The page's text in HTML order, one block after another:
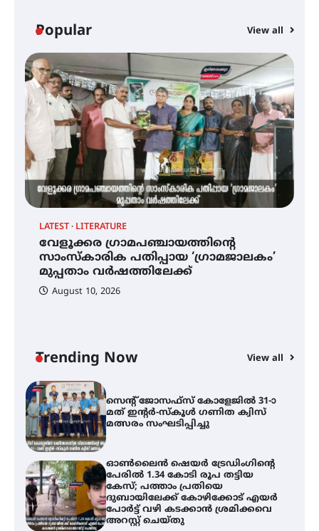
Popular View all
LATEST LITERATURE
വേളൂക്കര ഗ്രാമപഞ്ചായത്തിന്റെ
സാംസ്കാരിക പതിപ്പായ ‘ഗ്രാമജാലകം’
മുപ്പതാം വർഷത്തിലേക്ക്
August 10, 2026
Trending Now View all
പോർട്ട് വഴി കടക്കാൻ ശ്രമിക്കവെ
സാന്ത്വന പരിചരണത്തിന്
കരുത്തായി പി.ആർ. ബാലൻ
മാസ്റ്റർ മെമ്മോറിയൽ ചാരിറ്റബിൾ
സൊസൈറ്റി; 13-ാം വാർഷിക
പൊതുയോഗം നടന്നു
30 -ാമത് ലോചനം ബെംഗളൂരുവിൽ
ആളൂർ പഞ്ചായത്തിനെ
മുകുന്ദപുരം താലൂക്കിൽ
ഉൾപ്പെടുത്തി
പർവസ്ഥിതിയിലാക്കണം –
ഇരിങ്ങാലക്കുട റെയിൽവേ
വർഷത്തിലേക്ക്
സെന്റ് ജോസഫ്സ് കോളേജിൽ 31-ാ
മത് ഇന്റർ-സ്കൂൾ ഗണിത ക്വിസ്
മത്സരം സംഘടിപ്പിച്ചു
ഓൺലൈൻ ഷെയർ ട്രേഡിംഗിന്റെ
പേരിൽ 1.34 കോടി രൂപ തട്ടിയ
കേസ്; പത്താം പ്രതിയെ
ദുബായിലേക്ക് കോഴിക്കോട് എയർ
പോർട്ട് വഴി കടക്കാൻ ശ്രമിക്കവെ
അറസ്റ്റ് ചെയ്തു